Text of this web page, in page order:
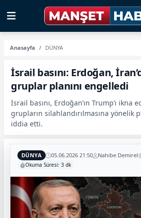
Anasayfa DÜNYA
İsrail basını: Erdoğan,
gruplar planını engelledi
İsrail basını, Erdoğan’ın Trump’ı ikna
grupların silahlandırılmasına yönelik
iddia etti.
DÜNYA 05.06.2026 21:50 Nahibe Demirel
Okuma Süresi: 3 dk